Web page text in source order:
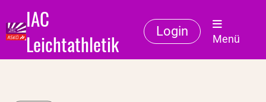
IAC
Leichtathletik
Login
Menü